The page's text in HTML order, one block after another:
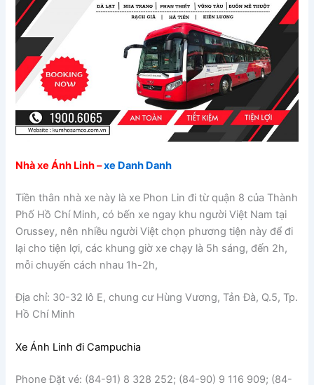
Nhà xe Ánh Linh –xe Danh Danh
Tiền thân nhà xe này là xe Phon Lin đi từ quận 8 của Thành
Phố Hồ Chí Minh, có bến xe ngay khu người Việt Nam tại
Orussey, nên nhiều người Việt chọn phương tiện này để đi
lại cho tiện lợi, các khung giờ xe chạy là 5h sáng, đến 2h,
mỗi chuyến cách nhau 1h-2h,
Địa chỉ: 30-32 lô E, chung cư Hùng Vương, Tản Đà, Q.5, Tp.
Hồ Chí Minh
Xe Ánh Linh đi Campuchia
Phone Đặt vé: (84-91) 8 328 252; (84-90) 9 116 909; (84-